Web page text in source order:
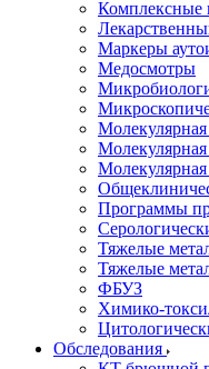
Комплексные
Маркеры
Медосмотры
Программы
Тяжелые
Тяжелые
ФБУЗ
Химико-
Обследования